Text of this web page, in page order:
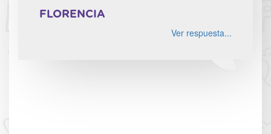
FLORENCIA
Ver respuesta...